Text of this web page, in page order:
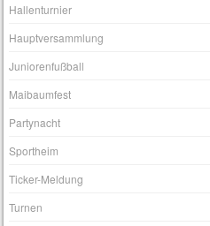
Hallenturnier
Hauptversammlung
Juniorenfußball
Maibaumfest
Partynacht
Sportheim
Ticker-Meldung
Turnen